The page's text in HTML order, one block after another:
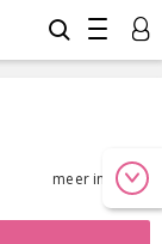
meer info